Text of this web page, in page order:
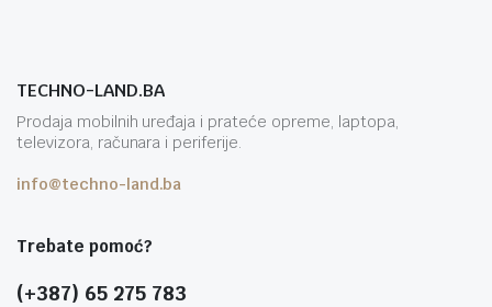
TECHNO-LAND.BA
Prodaja mobilnih uređaja i prateće opreme, laptopa,
televizora, računara i periferije.
info@techno-land.ba
Trebate pomoć?
(+387) 65 275 783